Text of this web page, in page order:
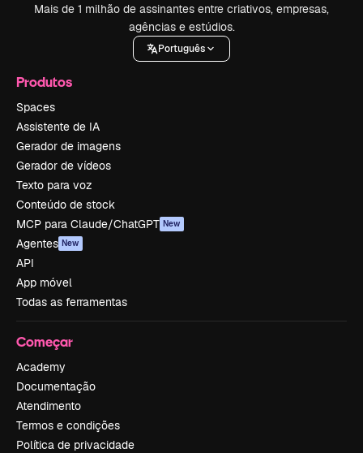
Mais de 1 milhão de assinantes entre criativos, empresas,
agências e estúdios.
Português
Produtos
Spaces
Assistente de IA
Gerador de imagens
Gerador de vídeos
Texto para voz
Conteúdo de stock
MCP para Claude/ChatGPT New
Agentes New
API
App móvel
Todas as ferramentas
Começar
Academy
Documentação
Atendimento
Termos e condições
Política de privacidade